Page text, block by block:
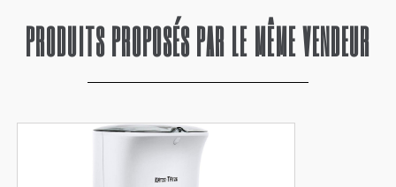
PRODUITS PROPOSÉS PAR LE MÊME VENDEUR